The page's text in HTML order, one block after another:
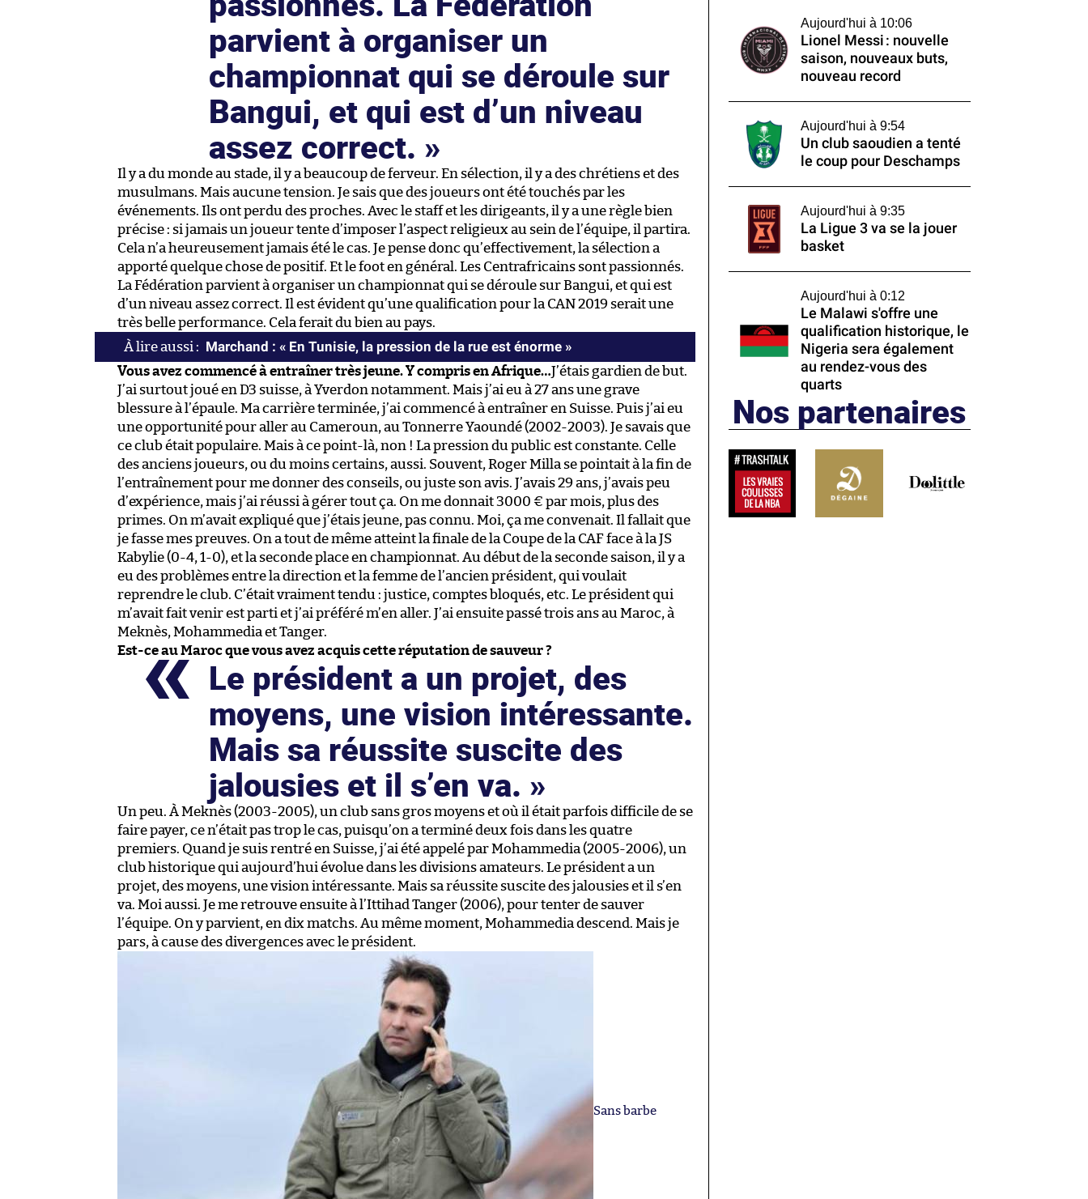
parvient à organiser un
championnat qui se déroule sur
Bangui, et qui est d’un niveau
assez correct.
Il y a du monde au stade, il y a beaucoup de ferveur. En sélection, il y a des chrétiens et des
musulmans. Mais aucune tension. Je sais que des joueurs ont été touchés par les
événements. Ils ont perdu des proches. Avec le staff et les dirigeants, il y a une règle bien
précise : si jamais un joueur tente d’imposer l’aspect religieux au sein de l’équipe, il partira.
Cela n’a heureusement jamais été le cas. Je pense donc qu’effectivement, la sélection a
apporté quelque chose de positif. Et le foot en général. Les Centrafricains sont passionnés.
La Fédération parvient à organiser un championnat qui se déroule sur Bangui, et qui est
d’un niveau assez correct. Il est évident qu’une qualification pour la CAN 2019 serait une
très belle performance. Cela ferait du bien au pays.
Marchand : « En Tunisie, la pression de la rue est énorme »
Vous avez commencé à entraîner très jeune. Y compris en Afrique…J’étais gardien de but.
J’ai surtout joué en D3 suisse, à Yverdon notamment. Mais j’ai eu à 27 ans une grave
blessure à l’épaule. Ma carrière terminée, j’ai commencé à entraîner en Suisse. Puis j’ai eu
une opportunité pour aller au Cameroun, au Tonnerre Yaoundé (2002-2003). Je savais que
ce club était populaire. Mais à ce point-là, non ! La pression du public est constante. Celle
des anciens joueurs, ou du moins certains, aussi. Souvent, Roger Milla se pointait à la fin de
l’entraînement pour me donner des conseils, ou juste son avis. J’avais 29 ans, j’avais peu
d’expérience, mais j’ai réussi à gérer tout ça. On me donnait 3000 € par mois, plus des
primes. On m’avait expliqué que j’étais jeune, pas connu. Moi, ça me convenait. Il fallait que
je fasse mes preuves. On a tout de même atteint la finale de la Coupe de la CAF face à la JS
Kabylie (0-4, 1-0), et la seconde place en championnat. Au début de la seconde saison, il y a
eu des problèmes entre la direction et la femme de l’ancien président, qui voulait
reprendre le club. C’était vraiment tendu : justice, comptes bloqués, etc. Le président qui
m’avait fait venir est parti et j’ai préféré m’en aller. J’ai ensuite passé trois ans au Maroc, à
Meknès, Mohammedia et Tanger.
Est-ce au Maroc que vous avez acquis cette réputation de sauveur ?
Le président a un projet, des
moyens, une vision intéressante.
Mais sa réussite suscite des
jalousies et il s’en va.
Un peu. À Meknès (2003-2005), un club sans gros moyens et où il était parfois difficile de se
faire payer, ce n’était pas trop le cas, puisqu’on a terminé deux fois dans les quatre
premiers. Quand je suis rentré en Suisse, j’ai été appelé par Mohammedia (2005-2006), un
club historique qui aujourd’hui évolue dans les divisions amateurs. Le président a un
projet, des moyens, une vision intéressante. Mais sa réussite suscite des jalousies et il s’en
va. Moi aussi. Je me retrouve ensuite à l’Ittihad Tanger (2006), pour tenter de sauver
l’équipe. On y parvient, en dix matchs. Au même moment, Mohammedia descend. Mais je
pars, à cause des divergences avec le président.
Sans barbe
Aujourd'hui à 10:06
Lionel Messi : nouvelle
saison, nouveaux buts,
nouveau record
Aujourd'hui à 9:54
Un club saoudien a tenté
le coup pour Deschamps
Aujourd'hui à 9:35
La Ligue 3 va se la jouer
basket
Aujourd'hui à 0:12
Le Malawi s'offre une
qualification historique, le
Nigeria sera également
au rendez-vous des
quarts
Nos partenaires